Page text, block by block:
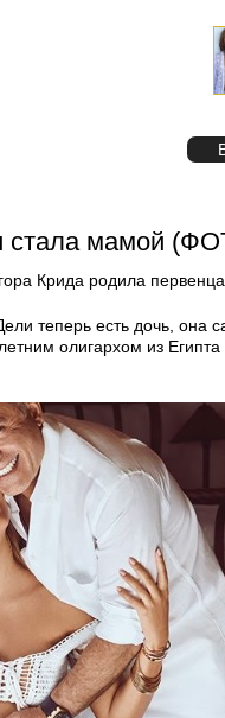
стала мамой
Крида родила первенца.
теперь есть дочь, она
олигархом из